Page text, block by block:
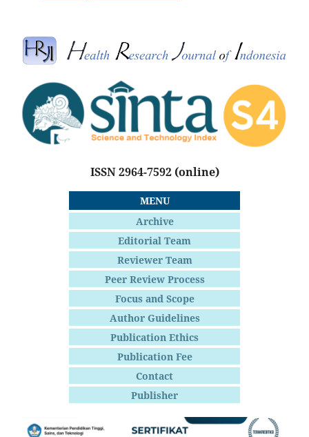
ISSN 2964-7592(online)
MENU
Archive
Editorial Team
Reviewer Team
Peer Review Process
Focus and Scope
Author Guidelines
Publication Ethics
Publication Fee
Contact
Publisher